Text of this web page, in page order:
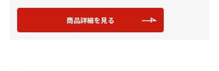
商品詳細を見る